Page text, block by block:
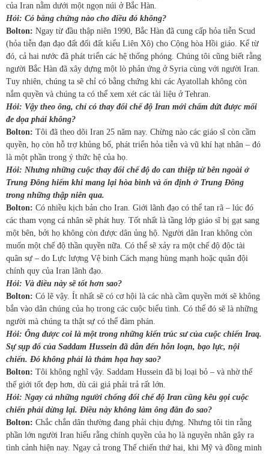
của Iran nằm dưới một ngọn núi ở Bắc Hàn.
Hỏi: Có bằng chứng nào cho điều đó không?
Bolton: Ngay từ đầu thập niên 1990, Bắc Hàn đã cung cấp hỏa tiễn Scud
(hỏa tiễn đạn đạo đất đối đất kiểu Liên Xô) cho Cộng hòa Hồi giáo. Kể từ
đó, cả hai nước đã phát triển các hệ thống phóng. Chúng tôi cũng biết rằng
người Bắc Hàn đã xây dựng một lò phản ứng ở Syria cùng với người Iran.
Tuy nhiên, chúng ta sẽ chỉ có bằng chứng khi các Ayatollah không còn
nắm quyền và chúng ta có thể xem xét các tài liệu ở Tehran.
Hỏi: Vậy theo ông, chỉ có thay đổi chế độ Iran mới chấm dứt được mối
đe dọa phải không?
Bolton: Tôi đã theo dõi Iran 25 năm nay. Chừng nào các giáo sĩ còn cầm
quyền, họ còn hỗ trợ khủng bố, phát triển hỏa tiễn và vũ khí hạt nhân – đó
là một phần trong ý thức hệ của họ.
Hỏi: Nhưng những cuộc thay đổi chế độ do can thiệp từ bên ngoài ở
Trung Đông hiếm khi mang lại hòa bình và ổn định ở Trung Đông
trong những thập niên qua.
Bolton: Có nhiều kịch bản cho Iran. Giới lãnh đạo có thể tan rã – lúc đó
các tham vọng cá nhân sẽ phát huy. Tốt nhất là tầng lớp giáo sĩ bị gạt sang
một bên, bởi họ không còn được dân ủng hộ. Người dân Iran không còn
muốn một chế độ thần quyền nữa. Có thể sẽ xảy ra một chế độ độc tài
quân sự – do Lực lượng Vệ binh Cách mạng hùng mạnh hoặc quân đội
chính quy của Iran lãnh đạo.
Hỏi: Và điều này sẽ tốt hơn sao?
Bolton: Có lẽ vậy. Ít nhất sẽ có cơ hội là các nhà cầm quyền mới sẽ không
bắn vào dân chúng của họ trong các cuộc biểu tình. Có thể đó sẽ là những
người mà chúng ta thật sự có thể đàm phán.
Hỏi: Ông được coi là một trong những kiến trúc sư của cuộc chiến Iraq.
Sự sụp đổ của Saddam Hussein đã dẫn đến hỗn loạn, bạo lực, nội
chiến. Đó không phải là thảm họa hay sao?
Bolton: Tôi không nghĩ vậy. Saddam Hussein đã bị loại bỏ – và nhờ thế
thế giới tốt đẹp hơn, dù cái giá phải trả rất lớn.
Hỏi: Ngay cả những người chống đối chế độ Iran cũng kêu gọi cuộc
chiến phải dừng lại. Điều này không làm ông đắn đo sao?
Bolton: Chắc chắn dân thường đang phải chịu đựng. Nhưng tôi tin rằng
phần lớn người Iran hiểu rằng chính quyền của họ là nguyên nhân gây ra
tình cảnh hiện nay. Ngay cả trong Thế chiến thứ hai, khi Mỹ và đồng minh